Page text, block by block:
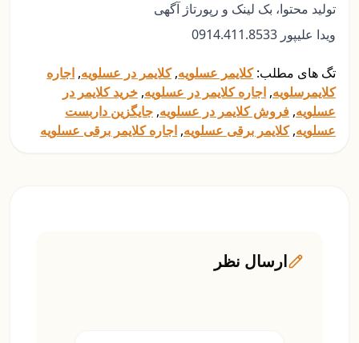
تولید محتوا، بک لینک و رپورتاژ آگهی
ویدا علیپور 0914.411.8533
تگ های مطلب:کلایمر عسلویه,کلایمر در عسلویه, اجاره
کلایمرسلویه, اجاره کلایمر در عسلویه, خرید کلایمر در
عسلویه, فروش کلایمر در عسلویه, جایگزین داربست
عسلویه,کلایمر برقی عسلویه, اجاره کلایمر برقی عسلویه
ارسال نظر